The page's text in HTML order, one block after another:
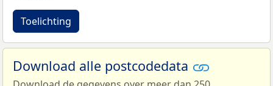
Toelichting
Download alle postcodedata